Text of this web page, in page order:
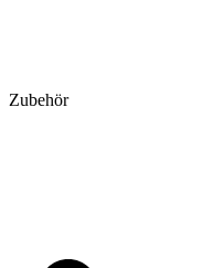
Zubehör